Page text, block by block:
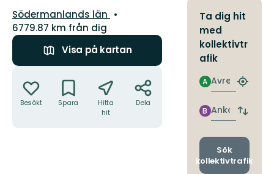
Län:
Södermanlands län
6779.87 km från dig
Visa på kartan
Besökt Spara
Hitta
hit
Dela
Ta dig hit
med
kollektivtr
afik
Avresa
A
Hitta
Ankomst
B
Byt
och
Sök
kollektivtrafik